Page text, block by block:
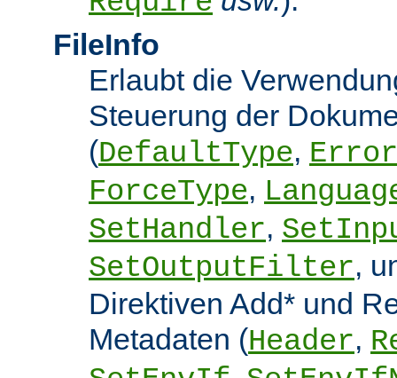
FileInfo
Erlaubt die
Steuerung der
(DefaultType,
ForceType,
SetHandler,
SetOutputFilter,
Direktiven Add* und
Metadaten (Header,